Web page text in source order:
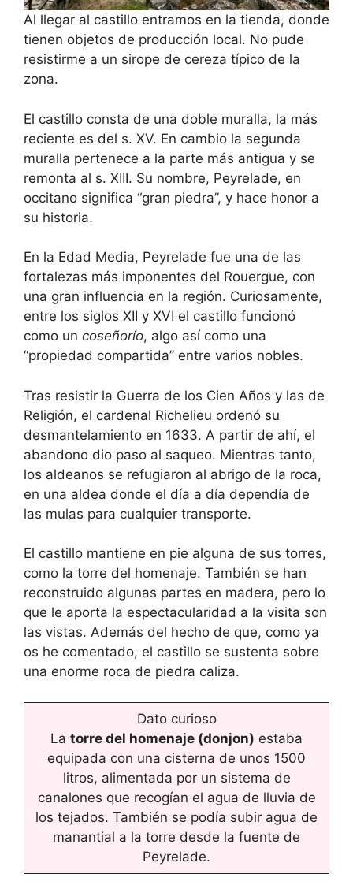
Al llegar al castillo entramos en la tienda, donde
tienen objetos de producción local. No pude
resistirme a un sirope de cereza típico de la
zona.
El castillo consta de una doble muralla, la más
reciente es del s. XV. En cambio la segunda
muralla pertenece a la parte más antigua y se
remonta al s. XIII. Su nombre, Peyrelade, en
occitano significa “gran piedra”, y hace honor a
su historia.
En la Edad Media, Peyrelade fue una de las
fortalezas más imponentes del Rouergue, con
una gran influencia en la región. Curiosamente,
entre los siglos XII y XVI el castillo funcionó
como un coseñorío, algo así como una
“propiedad compartida” entre varios nobles.
Tras resistir la Guerra de los Cien Años y las de
Religión, el cardenal Richelieu ordenó su
desmantelamiento en 1633. A partir de ahí, el
abandono dio paso al saqueo. Mientras tanto,
los aldeanos se refugiaron al abrigo de la roca,
en una aldea donde el día a día dependía de
las mulas para cualquier transporte.
El castillo mantiene en pie alguna de sus torres,
como la torre del homenaje. También se han
reconstruido algunas partes en madera, pero lo
que le aporta la espectacularidad a la visita son
las vistas. Además del hecho de que, como ya
os he comentado, el castillo se sustenta sobre
una enorme roca de piedra caliza.
Dato curioso
La torre del homenaje (donjon) estaba
equipada con una cisterna de unos 1500
litros, alimentada por un sistema de
canalones que recogían el agua de lluvia de
los tejados. También se podía subir agua de
manantial a la torre desde la fuente de
Peyrelade.